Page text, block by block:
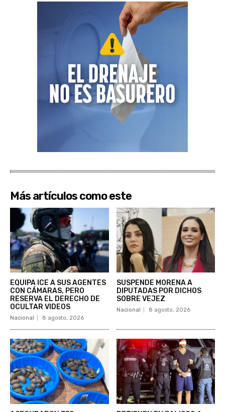
Más artículos como este
EQUIPA ICE A SUS AGENTES
CON CÁMARAS, PERO
RESERVA EL DERECHO DE
OCULTAR VIDEOS
Nacional 8 agosto, 2026
SUSPENDE MORENA A
DIPUTADAS POR DICHOS
SOBRE VEJEZ
Nacional 8 agosto, 2026